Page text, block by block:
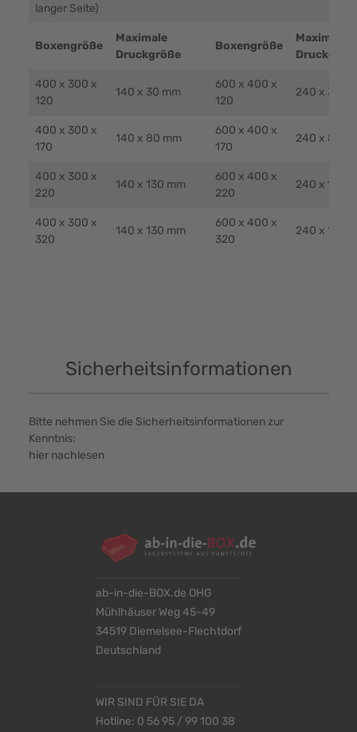
langer Seite)
Boxengröße
Maximale
Druckgröße
Boxengröße
Maximale
400 x 300 x
120
140 x 30 mm
600 x 400 x
120
240 x 30
400 x 300 x
170
140 x 80 mm
600 x 400 x
170
240 x 80
400 x 300 x
220
140 x 130 mm
600 x 400 x
220
240 x 130
400 x 300 x
320
140 x 130 mm
600 x 400 x
320
240 x 130
Sicherheitsinformationen
Bitte nehmen Sie die Sicherheitsinformationen zur
Kenntnis:
hier nachlesen
ab-in-die-BOX.de OHG
Mühlhäuser Weg 45-49
34519 Diemelsee-Flechtdorf
Deutschland
WIR SIND FÜR SIE DA
Hotline: 0 56 95 / 99 100 38